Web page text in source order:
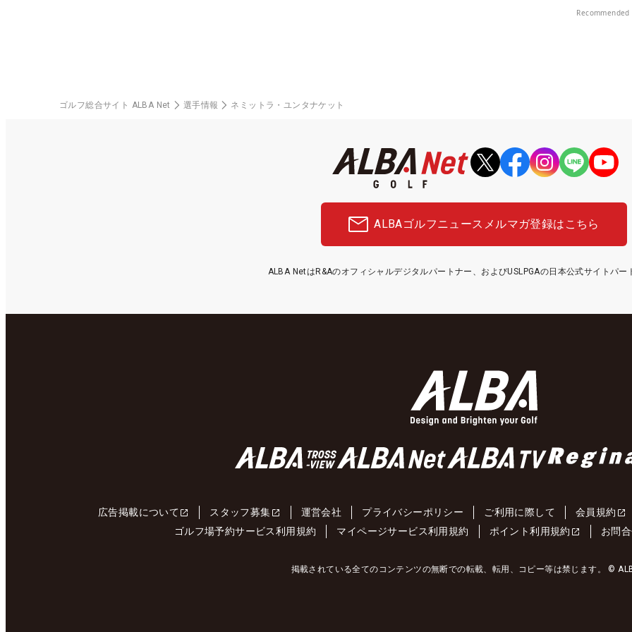
Recommended
ゴルフ総合サイト ALBA Net 選手情報 ネミットラ・ユンタナケット
ALBAゴルフニュース メルマガ登録はこちら
ALBA NetはR&Aのオフィシャルデジタルパートナー、およびUSLPGAの日本公式サイトパー
広告掲載について スタッフ募集 運営会社 プライバシーポリシー ご利用に際して 会員規約
ゴルフ場予約サービス利用規約
マイページサービス利用規約 ポイント利用規約 お問
掲載されている全てのコンテンツの無断での転載、転用、コピー等は禁じます。 ©